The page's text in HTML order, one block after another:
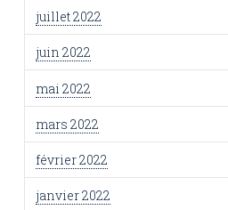
juillet 2022
juin 2022
mai 2022
mars 2022
février 2022
janvier 2022